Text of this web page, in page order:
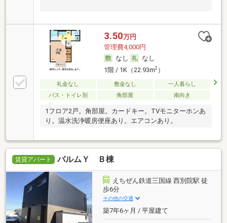
3.50万円
管理費4,000円
なし
なし
1階 / 1K（22.93m2）
礼金なし 敷金なし
一人暮らし
バス・トイレ別
角部屋 南向き
1フロア2戸。角部屋。カードキー。TVモニターホンあ
り。温水洗浄暖房便座あり。エアコンあり。
賃貸アパート バルムＹ Ｂ棟
えちぜん鉄道三国線 西別院駅 徒
歩6分
その他の交通
築7年6ヶ月 / 平屋建て